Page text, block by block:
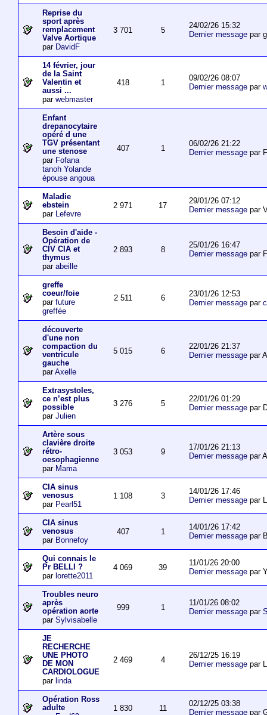
Reprise du
sport après
remplacement
Valve Aortique
par DavidF
3 701 5
24/02/26 15:32
Dernier messagepar
14 février, jour
de la Saint
Valentin et
aussi ...
par webmaster
418 1
09/02/26 08:07
Dernier messagepar
Enfant
drepanocytaire
opéré d une
TGV présentant
une stenose
par Fofana
tanoh Yolande
épouse angoua
407 1
06/02/26 21:22
Dernier messagepar
Maladie
ebstein
par Lefevre
2 971 17
29/01/26 07:12
Dernier messagepar
Besoin d'aide -
Opération de
CIV CIA et
thymus
par abeille
2 893 8
25/01/26 16:47
Dernier messagepar
greffe
coeur/foie
par future
greffée
2 511 6
23/01/26 12:53
Dernier messagepar
découverte
d'une non
compaction du
ventricule
gauche
parAxelle
5 015 6
22/01/26 21:37
Dernier messagepar
Extrasystoles,
ce n’est plus
possible
par Julien
3 276 5
22/01/26 01:29
Dernier messagepar
Artère sous
clavière droite
rétro-
oesophagienne
par Mama
3 053 9
17/01/26 21:13
Dernier messagepar
CIA sinus
venosus
par Pearl51
1 108 3
14/01/26 17:46
Dernier messagepar
CIA sinus
venosus
par Bonnefoy
407 1
14/01/26 17:42
Dernier messagepar
Qui connais le
Pr BELLI ?
par lorette2011
4 069 39
11/01/26 20:00
Dernier messagepar
Troubles neuro
après
opération aorte
par Sylvisabelle
999 1
11/01/26 08:02
Dernier messagepar
JE
RECHERCHE
UNE PHOTO
DE MON
CARDIOLOGUE
par linda
2 469 4
26/12/25 16:19
Dernier messagepar
Opération Ross
adulte
1 830 11
02/12/25 03:38
Dernier messagepar